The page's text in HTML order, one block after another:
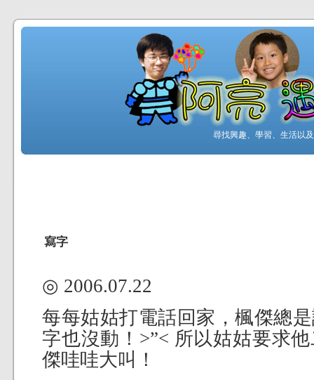
尋找興趣、學習、生活以
寫字
◎ 2006.07.22
每每姑姑打電話回家，楓傑總
字也沒動！>”< 所以姑姑要求
傑哇哇大叫！